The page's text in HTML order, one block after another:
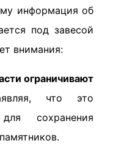
информация об
под завесой
внимания:
ограничивают
что это
сохранения